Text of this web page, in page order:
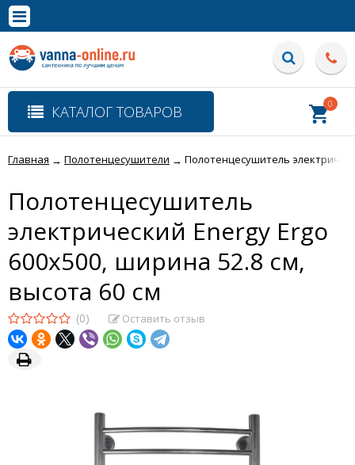
Полная версия сайта
КАТАЛОГ ТОВАРОВ 0
Главная → Полотенцесушители → Полотенцесушитель
Полотенцесушитель
электрический Energy Ergo
600x500, ширина 52.8 см,
высота 60 см
(0) Оставить отзыв